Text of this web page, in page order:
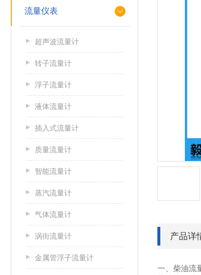
流量仪表
超声波流量计
转子流量计
浮子流量计
液体流量计
插入式流量计
质量流量计
智能流量计
蒸汽流量计
气体流量计
涡街流量计
金属管浮子流量计
产品详
一、柴油流